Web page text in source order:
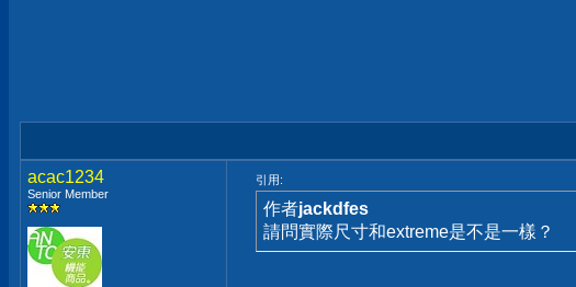
acac1234
Senior Member
引用:
作者jackdfes
請問實際尺寸和extreme是不是一樣？